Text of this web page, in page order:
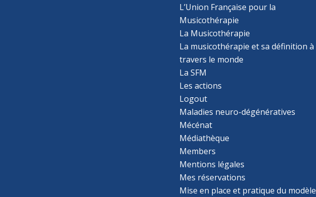
L’Union Française pour la
Musicothérapie
La Musicothérapie
La musicothérapie et sa définition à
travers le monde
La SFM
Les actions
Logout
Maladies neuro-dégénératives
Mécénat
Médiathèque
Members
Mentions légales
Mes réservations
Mise en place et pratique du modèle